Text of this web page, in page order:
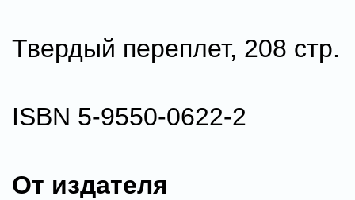
Твердый переплет, 208 стр.
ISBN 5-9550-0622-2
От издателя